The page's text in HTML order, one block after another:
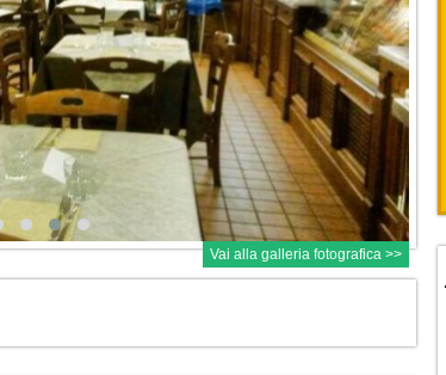
Vai alla galleria fotografica >>